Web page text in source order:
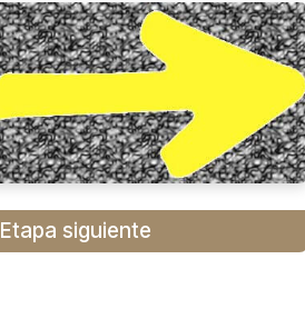
Etapa siguiente